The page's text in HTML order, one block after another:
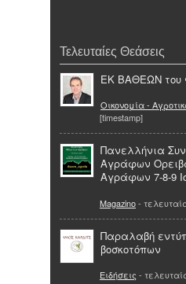
Τελευταίες Θεάσεις
ΕΚ ΒΑΘΕΩΝ
Οικονομία -
[timestamp]
Πανελλήνια
Αγράφων
Αγράφων 7-8-9
Magazino-
Παραλαβή
βοσκοτόπων
Ειδήσεις -